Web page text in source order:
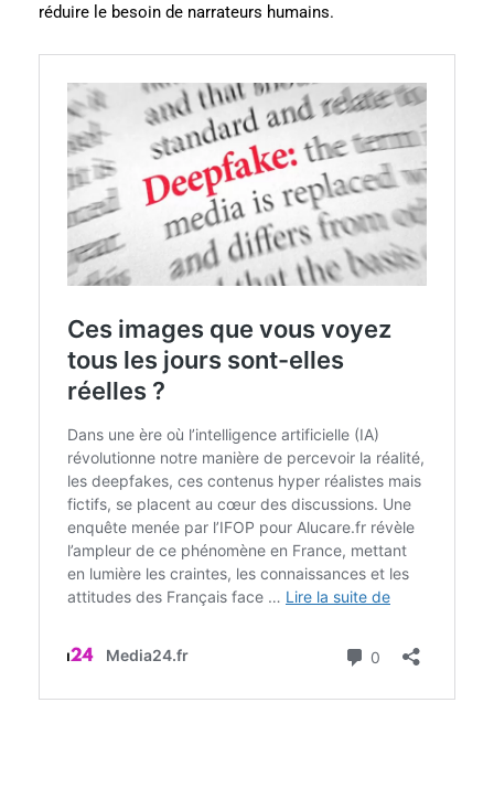
réduire le besoin de narrateurs humains.